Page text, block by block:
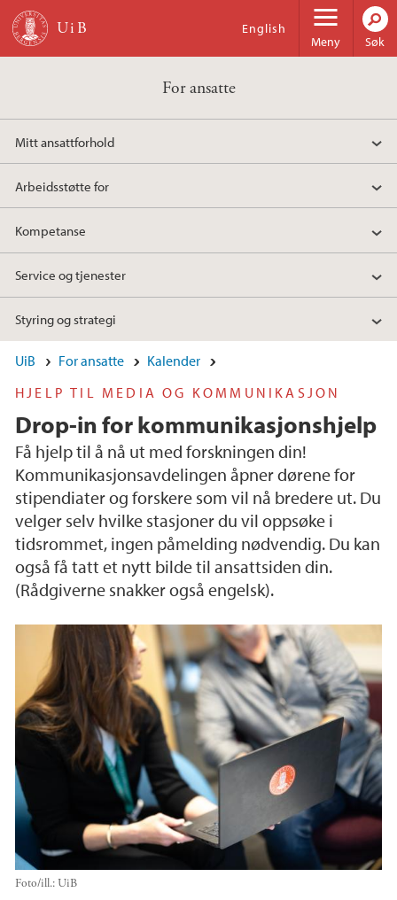
Hopp til hovedinnhold
Meny
English
Søk
For ansatte
Mitt ansattforhold
Arbeidsstøtte for
Kompetanse
Service og tjenester
Styring og strategi
UiB For ansatte
Kalender
HJELP TIL MEDIA OG KOMMUNIKASJON
Drop-in for kommunikasjonshjelp
Få hjelp til å nå ut med forskningen din!
Kommunikasjonsavdelingen åpner dørene for
stipendiater og forskere som vil nå bredere ut. Du
velger selv hvilke stasjoner du vil oppsøke i
tidsrommet, ingen påmelding nødvendig. Du kan
også få tatt et nytt bilde til ansattsiden din.
(Rådgiverne snakker også engelsk).
Foto/ill.:UiB